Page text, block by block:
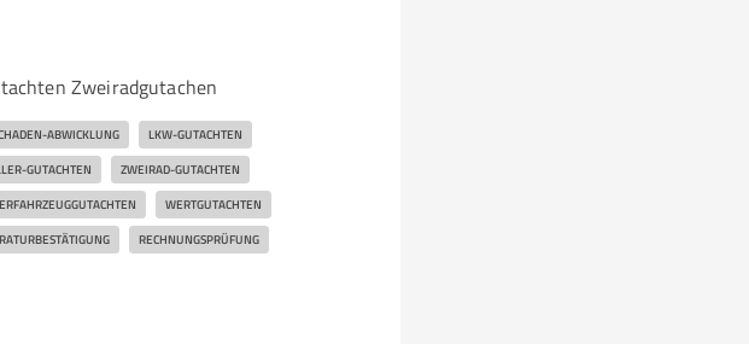
Zweiradgutachen
ABWICKLUNG LKW-GUTACHTEN
GUTACHTEN ZWEIRAD-GUTACHTEN
WERTGUTACHTEN
RECHNUNGSPRÜFUNG